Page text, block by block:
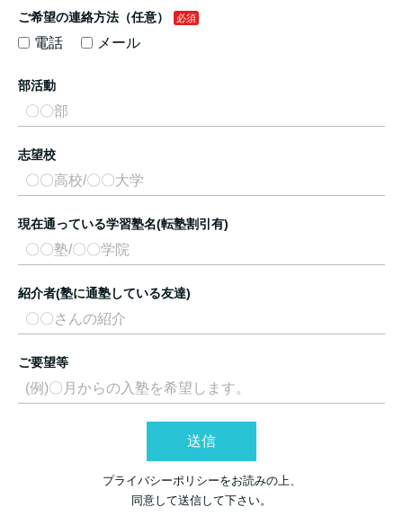
ご希望の連絡方法（任意）
電話 メール
部活動
志望校
現在通っている学習塾名(転塾割引有)
紹介者(塾に通塾している友達)
ご要望等
送信
プライバシーポリシーをお読みの上、
同意して送信して下さい。